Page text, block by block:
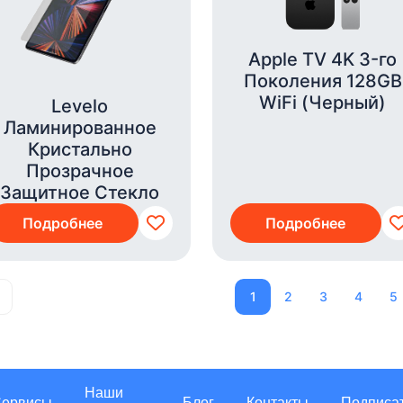
Levelo
Ламинированное
Кристально
Прозрачное
Защитное Стекло
Подробнее
Apple TV 4K 3-го
Поколения 128GB
WiFi (Черный)
Подробнее
1 2 3 4 5
Наши